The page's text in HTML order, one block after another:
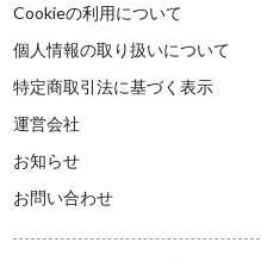
Cookieの利用について
個人情報の取り扱いについて
特定商取引法に基づく表示
運営会社
お知らせ
お問い合わせ